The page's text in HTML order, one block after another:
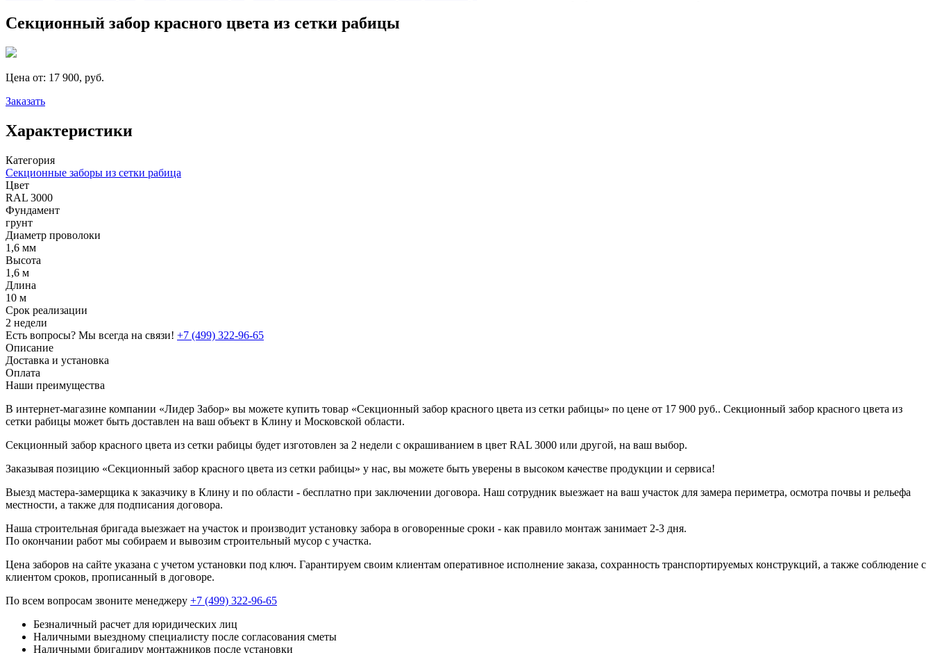
Секционный забор красного цвета из сетки рабицы
Цена от: 17 900, руб.
Заказать
Характеристики
Категория
Секционные заборы из сетки рабица
Цвет
RAL 3000
Фундамент
грунт
Диаметр проволоки
1,6 мм
Высота
1,6 м
Длина
10 м
Срок реализации
2 недели
Есть вопросы? Мы всегда на связи! +7 (499) 322-96-65
Описание
Доставка и установка
Оплата
Наши преимущества
В интернет-магазине компании «Лидер Забор» вы можете купить товар «Секционный забор красного цвета из сетки рабицы» по цене от 17 900 руб.. Секционный забор красного цвета из
сетки рабицы может быть доставлен на ваш объект в Клину и Московской области.
Секционный забор красного цвета из сетки рабицы будет изготовлен за 2 недели с окрашиванием в цвет RAL 3000 или другой, на ваш выбор.
Заказывая позицию «Секционный забор красного цвета из сетки рабицы» у нас, вы можете быть уверены в высоком качестве продукции и сервиса!
Выезд мастера-замерщика к заказчику в Клину и по области - бесплатно при заключении договора. Наш сотрудник выезжает на ваш участок для замера периметра, осмотра почвы и рельефа
местности, а также для подписания договора.
Наша строительная бригада выезжает на участок и производит установку забора в оговоренные сроки - как правило монтаж занимает 2-3 дня.
По окончании работ мы собираем и вывозим строительный мусор с участка.
Цена заборов на сайте указана с учетом установки под ключ. Гарантируем своим клиентам оперативное исполнение заказа, сохранность транспортируемых конструкций, а также соблюдение с
клиентом сроков, прописанный в договоре.
По всем вопросам звоните менеджеру +7 (499) 322-96-65
Безналичный расчет для юридических лиц
Наличными выездному специалисту после согласования сметы
Наличными бригадиру монтажников после установки